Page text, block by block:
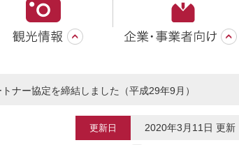
ナー協定を締結しました（平成29年9月）
更新日 2020年3月11日 更新